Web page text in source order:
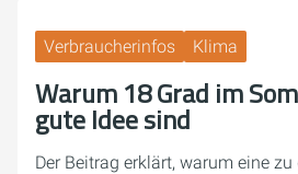
Verbraucherinfos Klima
Warum 18 Grad im
gute Idee sind
Der Beitrag erklärt, warum eine zu